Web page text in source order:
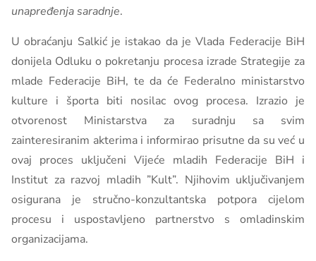
unapređenja saradnje.
U obraćanju Salkić je istakao da je Vlada Federacije BiH
donijela Odluku o pokretanju procesa izrade Strategije za
mlade Federacije BiH, te da će Federalno ministarstvo
kulture i športa biti nosilac ovog procesa. Izrazio je
otvorenost Ministarstva za suradnju sa svim
zainteresiranim akterima i informirao prisutne da su već u
ovaj proces uključeni Vijeće mladih Federacije BiH i
Institut za razvoj mladih ”Kult”. Njihovim uključivanjem
osigurana je stručno-konzultantska potpora cijelom
procesu i uspostavljeno partnerstvo s omladinskim
organizacijama.